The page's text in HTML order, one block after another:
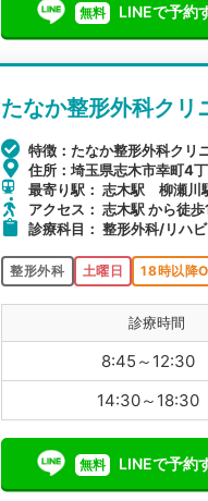
無料 LINEで予約
たなか整形外科クリ
特徴：たなか整形外科クリ
住所：埼玉県志木市幸町4
最寄り駅： 志木駅 柳瀬
アクセス： 志木駅 から徒
診療科目： 整形外科/リハ
整形外科 土曜日 18時以降
診療時間
8:45～12:30
14:30～18:30
無料 LINEで予約